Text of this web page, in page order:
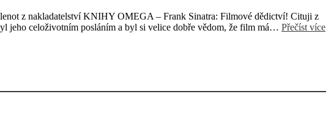
z nakladatelství KNIHY OMEGA – Frank Sinatra: Filmové dědictví! Cituji z
jeho celoživotním posláním a byl si velice dobře vědom, že film má… Přečíst více